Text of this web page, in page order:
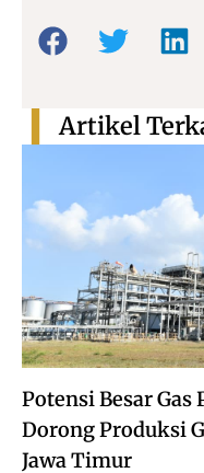
Bagikan:
Potensi Besar
Dorong Produksi
Jawa Timur
Artikel